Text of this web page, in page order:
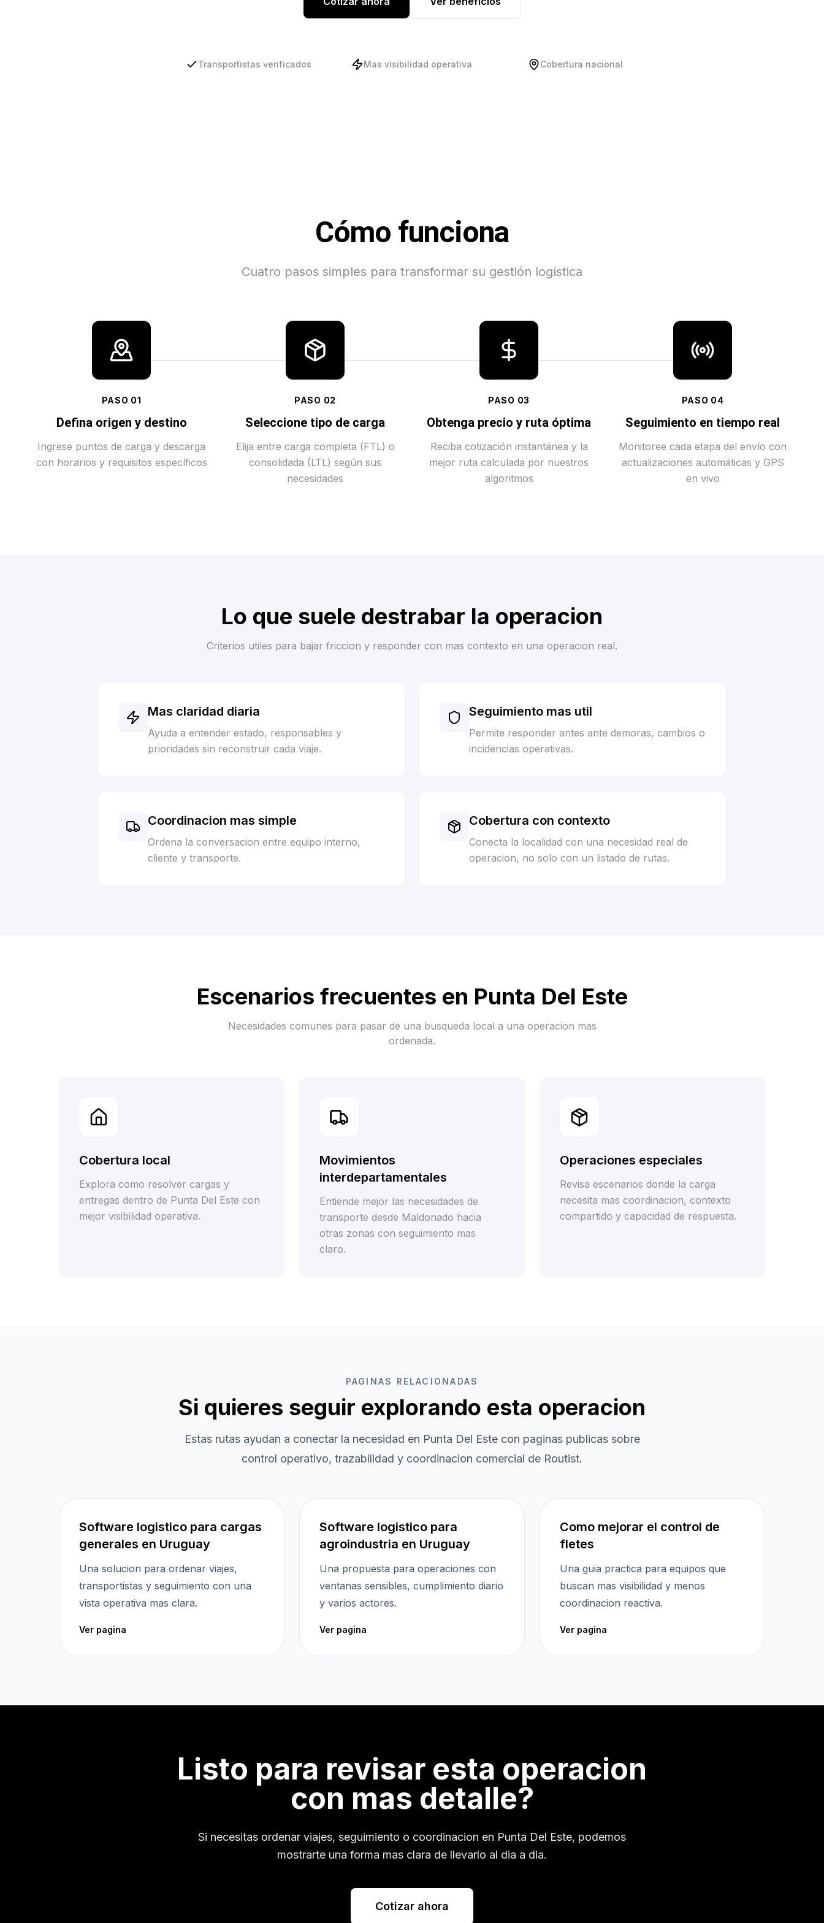
Transportistas verificados Mas visibilidad operativa Cobertura nacional
Cómo funciona
Cuatro pasos simples para transformar su gestión logística
PASO 01
Defina origen y destino
Ingrese puntos de carga y descarga
con horarios y requisitos específicos
PASO 02
Seleccione tipo de carga
Elija entre carga completa (FTL) o
consolidada (LTL) según sus
necesidades
PASO 03
Obtenga precio y ruta óptima
Reciba cotización instantánea y la
mejor ruta calculada por nuestros
algoritmos
PASO 04
Seguimiento en tiempo real
Monitoree cada etapa del envío con
actualizaciones automáticas y GPS
en vivo
Lo que suele destrabar la operacion
Criterios utiles para bajar friccion y responder con mas contexto en una operacion real.
Mas claridad diaria
Ayuda a entender estado, responsables y
prioridades sin reconstruir cada viaje.
Seguimiento mas util
Permite responder antes ante demoras, cambios o
incidencias operativas.
Coordinacion mas simple
Ordena la conversacion entre equipo interno,
cliente y transporte.
Cobertura con contexto
Conecta la localidad con una necesidad real de
operacion, no solo con un listado de rutas.
Escenarios frecuentes en Punta Del Este
Necesidades comunes para pasar de una busqueda local a una operacion mas
ordenada.
Cobertura local
Explora como resolver cargas y
entregas dentro de Punta Del Este con
mejor visibilidad operativa.
Movimientos
interdepartamentales
Entiende mejor las necesidades de
transporte desde Maldonado hacia
otras zonas con seguimiento mas
claro.
Operaciones especiales
Revisa escenarios donde la carga
necesita mas coordinacion, contexto
compartido y capacidad de respuesta.
PAGINAS RELACIONADAS
Si quieres seguir explorando esta operacion
Estas rutas ayudan a conectar la necesidad en Punta Del Estecon paginas publicas sobre
control operativo, trazabilidad y coordinacion comercial de Routist.
Software logistico para cargas
generales en Uruguay
Una solucion para ordenar viajes,
transportistas y seguimiento con una
vista operativa mas clara.
Ver pagina
Software logistico para
agroindustria en Uruguay
Una propuesta para operaciones con
ventanas sensibles, cumplimiento diario
y varios actores.
Ver pagina
Como mejorar el control de
fletes
Una guia practica para equipos que
buscan mas visibilidad y menos
coordinacion reactiva.
Ver pagina
Listo para revisar esta operacion
con mas detalle?
Si necesitas ordenar viajes, seguimiento o coordinacion en Punta Del Este, podemos
mostrarte una forma mas clara de llevarlo al dia a dia.
Cotizar ahora